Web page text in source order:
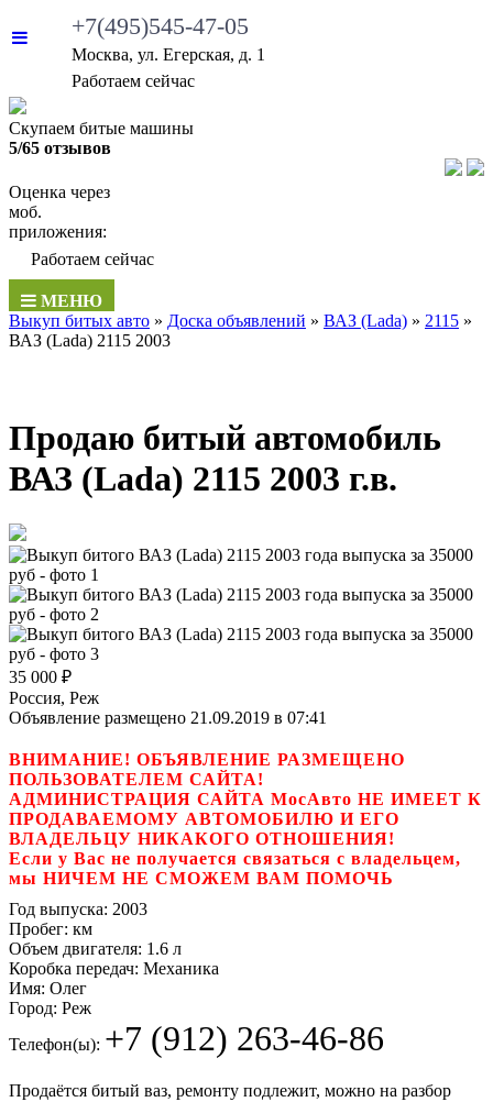
+7(495)545-47-05
Москва, ул. Егерская, д. 1
Работаем сейчас
Скупаем битые машины
5/65 отзывов
Оценка через
моб.
приложения:
Работаем сейчас
МЕНЮ
Выкуп битых авто » Доска объявлений » ВАЗ (Lada) » 2115 »
ВАЗ (Lada) 2115 2003
Продаю битый автомобиль
ВАЗ (Lada) 2115 2003 г.в.
35 000 ₽
Россия, Реж
Объявление размещено 21.09.2019 в 07:41
ВНИМАНИЕ! ОБЪЯВЛЕНИЕ РАЗМЕЩЕНО
ПОЛЬЗОВАТЕЛЕМ САЙТА!
АДМИНИСТРАЦИЯ САЙТА МосАвто НЕ ИМЕЕТ К
ПРОДАВАЕМОМУ АВТОМОБИЛЮ И ЕГО
ВЛАДЕЛЬЦУ НИКАКОГО ОТНОШЕНИЯ!
Если у Вас не получается связаться с владельцем,
мы НИЧЕМ НЕ СМОЖЕМ ВАМ ПОМОЧЬ
Год выпуска: 2003
Пробег: км
Объем двигателя: 1.6 л
Коробка передач: Механика
Имя: Олег
Город: Реж
Телефон(ы): +7 (912) 263-46-86
Продаётся битый ваз, ремонту подлежит, можно на разбор